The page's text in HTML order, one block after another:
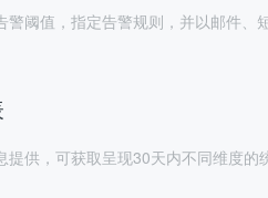
警阈值，指定告警规则，并以邮件、
提供，可获取呈现30天内不同维度的